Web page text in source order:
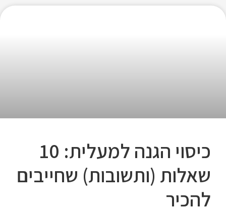
כיסוי הגנה למעלית: 10
שאלות (ותשובות) שחייבים
להכיר